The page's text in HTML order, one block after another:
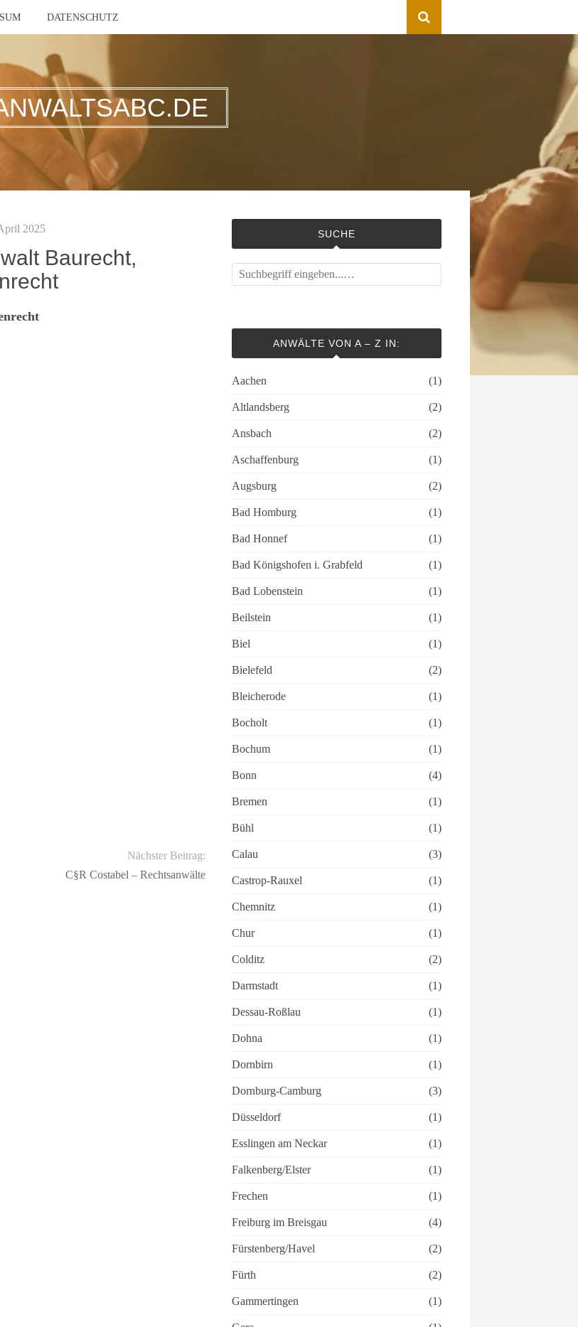
DATENSCHUTZ
2025
Baurecht,
Nächster Beitrag:
C§R Costabel – Rechtsanwälte
SUCHE
ANWÄLTE VON A – Z IN:
Aachen (1)
Altlandsberg (2)
Ansbach (2)
Aschaffenburg (1)
Augsburg (2)
Bad Homburg (1)
Bad Honnef (1)
Bad Königshofen i. Grabfeld (1)
Bad Lobenstein (1)
Beilstein (1)
Biel (1)
Bielefeld (2)
Bleicherode (1)
Bocholt (1)
Bochum (1)
Bonn (4)
Bremen (1)
Bühl (1)
Calau (3)
Castrop-Rauxel (1)
Chemnitz (1)
Chur (1)
Colditz (2)
Darmstadt (1)
Dessau-Roßlau (1)
Dohna (1)
Dornbirn (1)
Dornburg-Camburg (3)
Düsseldorf (1)
Esslingen am Neckar (1)
Falkenberg/Elster (1)
Frechen (1)
Freiburg im Breisgau (4)
Fürstenberg/Havel (2)
Fürth (2)
Gammertingen (1)